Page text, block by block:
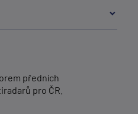
předních
pro ČR.